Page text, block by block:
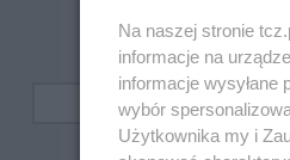
Na naszej stronie
informacje na
informacje wysyłane
wybór
Użytkownika my i